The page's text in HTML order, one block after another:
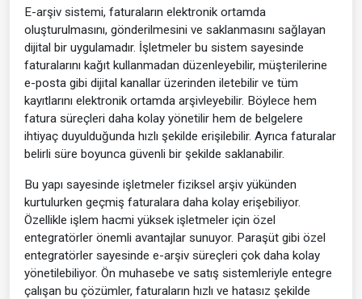
E-arşiv sistemi, faturaların elektronik ortamda
oluşturulmasını, gönderilmesini ve saklanmasını sağlayan
dijital bir uygulamadır. İşletmeler bu sistem sayesinde
faturalarını kağıt kullanmadan düzenleyebilir, müşterilerine
e-posta gibi dijital kanallar üzerinden iletebilir ve tüm
kayıtlarını elektronik ortamda arşivleyebilir. Böylece hem
fatura süreçleri daha kolay yönetilir hem de belgelere
ihtiyaç duyulduğunda hızlı şekilde erişilebilir. Ayrıca faturalar
belirli süre boyunca güvenli bir şekilde saklanabilir.
Bu yapı sayesinde işletmeler fiziksel arşiv yükünden
kurtulurken geçmiş faturalara daha kolay erişebiliyor.
Özellikle işlem hacmi yüksek işletmeler için özel
entegratörler önemli avantajlar sunuyor. Paraşüt gibi özel
entegratörler sayesinde e-arşiv süreçleri çok daha kolay
yönetilebiliyor. Ön muhasebe ve satış sistemleriyle entegre
çalışan bu çözümler, faturaların hızlı ve hatasız şekilde